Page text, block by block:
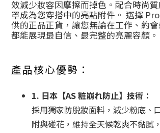
效減少妝容因摩擦而掉色。配合時尚
罩成為您穿搭中的亮點附件。 選擇
供的正品正貨，讓您無論在工作、約會
都能展現最自信、最完整的亮麗容顏。
產品核心優勢：
1. 日本【AS 粧崩れ防止】技術：
採用獨家防脫妝面料，減少粉底、
附與碰花，維持全天候乾爽不黏膩